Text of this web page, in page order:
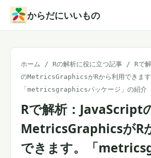
からだにいいもの
ホーム / Rの解析に役に立つ記事 /
Rで
のMetricsGraphicsがRから利用できます
「metricsgraphicsパッケージ」の紹介
Rで解析：JavaScript
MetricsGraphicsがR
できます。「